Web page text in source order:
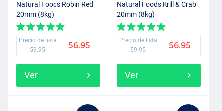
Natural Foods Robin Red
20mm (8kg)
Precio de lista
59.95
56.95
Ver
Natural Foods Krill & Crab
20mm (8kg)
Precio de lista
59.95
56.95
Ver